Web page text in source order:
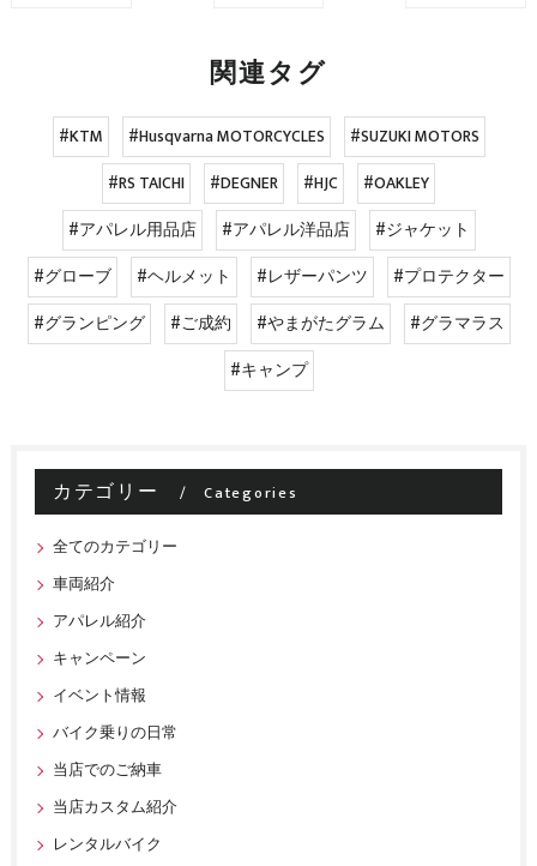
関連タグ
#KTM #Husqvarna MOTORCYCLES
#SUZUKI MOTORS
#RS TAICHI
#DEGNER #HJC
#OAKLEY
#アパレル用品店
#アパレル洋品店
#ジャケット
#グローブ
#ヘルメット #レザーパンツ
#プロテクター
#グランピング
#ご成約 #やまがたグラム
#グラマラス
#キャンプ
カテゴリー Categories
全てのカテゴリー
車両紹介
アパレル紹介
キャンペーン
イベント情報
バイク乗りの日常
当店でのご納車
当店カスタム紹介
レンタルバイク